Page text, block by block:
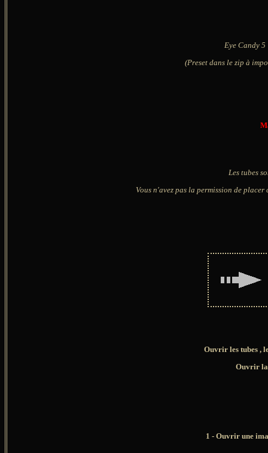
Eye Candy
(Preset dans le zip à
Les tubes
Vous n'avez pas la permission de
Ouvrir les tubes ,
Ouvrir la
1 - Ouvrir une